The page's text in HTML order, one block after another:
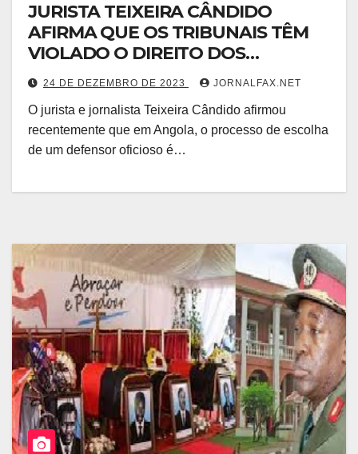
JURISTA TEIXEIRA CÂNDIDO
AFIRMA QUE OS TRIBUNAIS TÊM
VIOLADO O DIREITO DOS
ARGUIDOS
24 DE DEZEMBRO DE 2023 JORNALFAX.NET
O jurista e jornalista Teixeira Cândido afirmou
recentemente que em Angola, o processo de escolha
de um defensor oficioso é…